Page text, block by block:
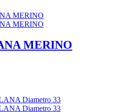
MERINO